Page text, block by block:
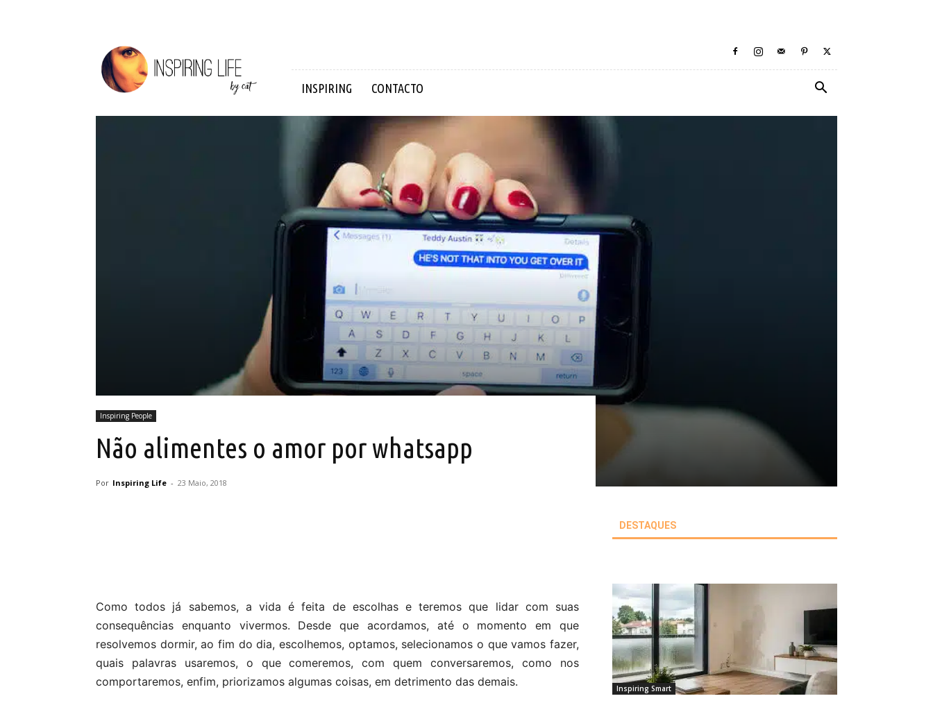
Inspiring
Life
INSPIRING CONTACTO
Inspiring People
Não alimentes o amor por whatsapp
Por Inspiring Life - 23 Maio, 2018
Como todos já sabemos, a vida é feita de escolhas e teremos que lidar com suas
consequências enquanto vivermos. Desde que acordamos, até o momento em que
resolvemos dormir, ao fim do dia, escolhemos, optamos, selecionamos o que vamos fazer,
quais palavras usaremos, o que comeremos, com quem conversaremos, como nos
comportaremos, enfim, priorizamos algumas coisas, em detrimento das demais.
DESTAQUES
Inspiring Smart